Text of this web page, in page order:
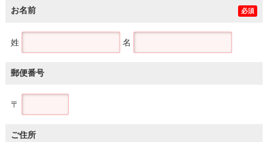
お名前 必須
姓 名
郵便番号
〒
ご住所